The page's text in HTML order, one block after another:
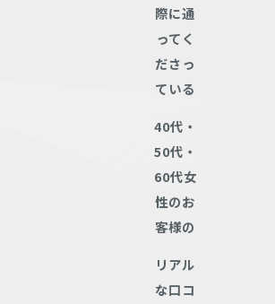
際に通
ってく
ださっ
ている
40代・
50代・
60代女
性のお
客様の
リアル
な口コ